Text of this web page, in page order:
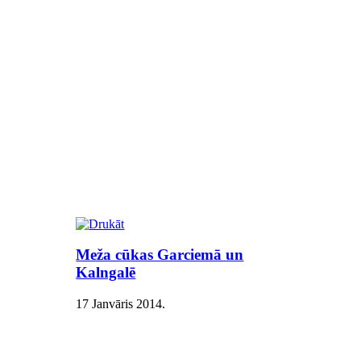
Meža cūkas Garciemā un
Kalngalē
17 Janvāris 2014.